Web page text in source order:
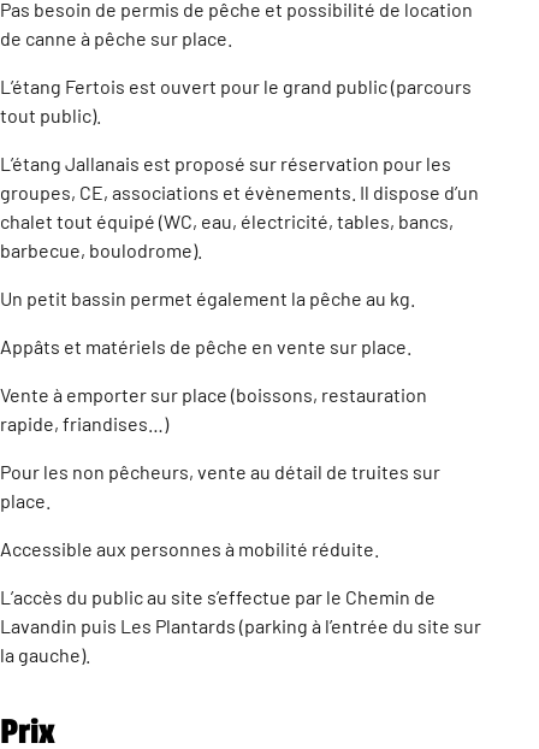
Pas besoin de permis de pêche et possibilité de location
de canne à pêche sur place.
L’étang Fertois est ouvert pour le grand public (parcours
tout public).
L’étang Jallanais est proposé sur réservation pour les
groupes, CE, associations et évènements. Il dispose d’un
chalet tout équipé (WC, eau, électricité, tables, bancs,
barbecue, boulodrome).
Un petit bassin permet également la pêche au kg.
Appâts et matériels de pêche en vente sur place.
Vente à emporter sur place (boissons, restauration
rapide, friandises…)
Pour les non pêcheurs, vente au détail de truites sur
place.
Accessible aux personnes à mobilité réduite.
L’accès du public au site s’effectue par le Chemin de
Lavandin puis Les Plantards (parking à l’entrée du site sur
la gauche).
Prix